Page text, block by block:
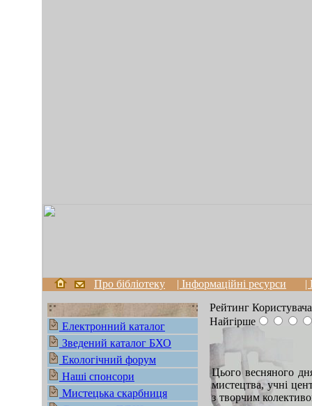
Про бібліотеку | Інформаційні ресурси |
Електронний каталог
Зведений каталог БХО
Екологічний форум
Наші спонсори
Мистецька скарбниця
Рейтинг
Найгірше
Цього весняного
мистецтва, учні
з творчим